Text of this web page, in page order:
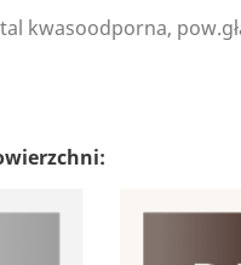
kwasoodporna,